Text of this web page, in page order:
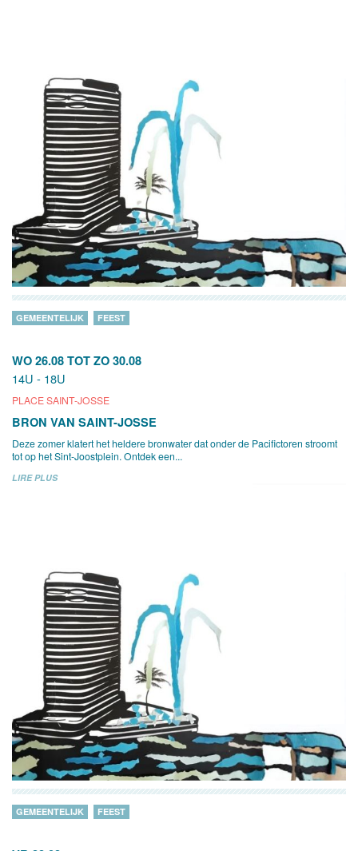
WO 26.08 TOT ZO 30.08
14U - 18U
PLACE SAINT-JOSSE
GEMEENTELIJK FEEST
BRON VAN SAINT-JOSSE
Deze zomer klatert het heldere bronwater dat onder de Pacifictoren stroomt
tot op het Sint-Joostplein. Ontdek een...
LIRE PLUS
GEMEENTELIJK FEEST